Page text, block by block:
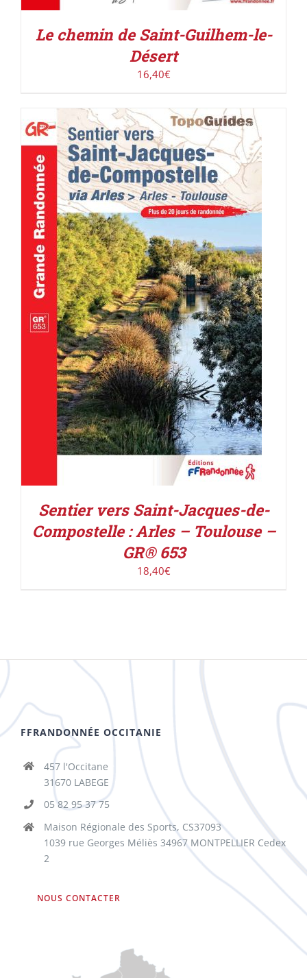
Le chemin de Saint-Guilhem-le-
Désert
16,40€
AJOUTER AU PANIER / DÉTAILS
Sentier vers Saint-Jacques-de-
Compostelle : Arles – Toulouse –
GR® 653
18,40€
FFRANDONNÉE OCCITANIE
457 l'Occitane
31670 LABEGE
05 82 95 37 75
Maison Régionale des Sports, CS37093
1039 rue Georges Méliès 34967 MONTPELLIER Cedex
2
NOUS CONTACTER